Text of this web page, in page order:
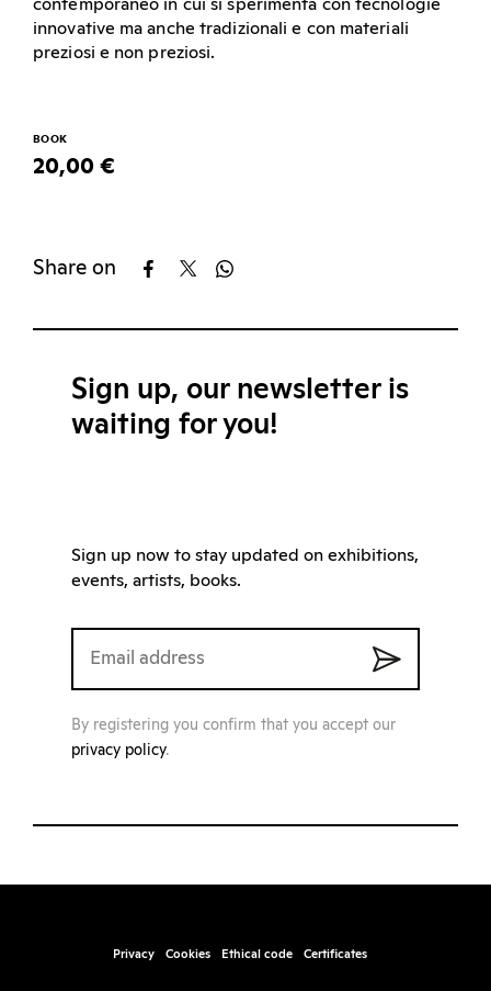
contemporaneo in cui si sperimenta con tecnologie
innovative ma anche tradizionali e con materiali
preziosi e non preziosi.
BOOK
20,00 €
Share on
Sign up, our newsletter is
waiting for you!
Sign up now to stay updated on exhibitions,
events, artists, books.
By registering you confirm that you accept our
privacy policy.
Privacy Cookies Ethical code Certificates